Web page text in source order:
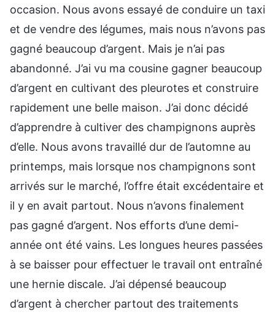
occasion. Nous avons essayé de conduire un taxi
et de vendre des légumes, mais nous n’avons pas
gagné beaucoup d’argent. Mais je n’ai pas
abandonné. J’ai vu ma cousine gagner beaucoup
d’argent en cultivant des pleurotes et construire
rapidement une belle maison. J’ai donc décidé
d’apprendre à cultiver des champignons auprès
d’elle. Nous avons travaillé dur de l’automne au
printemps, mais lorsque nos champignons sont
arrivés sur le marché, l’offre était excédentaire et
il y en avait partout. Nous n’avons finalement
pas gagné d’argent. Nos efforts d’une demi-
année ont été vains. Les longues heures passées
à se baisser pour effectuer le travail ont entraîné
une hernie discale. J’ai dépensé beaucoup
d’argent à chercher partout des traitements